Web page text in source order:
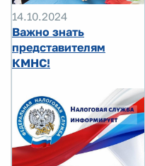
14.10.2024
Важно знать
представителям
КМНС!